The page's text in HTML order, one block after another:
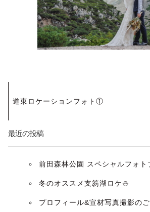
投
稿
ナ
道東ロケーションフォト①
最近の投稿
前田森林公園 スペシャルフォト
冬のオススメ支笏湖ロケ⛄️
プロフィール&宣材写真撮影の